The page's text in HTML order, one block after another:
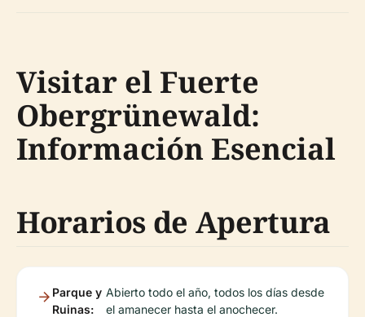
Visitar el Fuerte
Obergrünewald:
Información Esencial
Horarios de Apertura
Parque y
Ruinas:
Abierto todo el año, todos los días desde
el amanecer hasta el anochecer.